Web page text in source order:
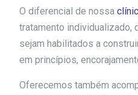
O diferencial de nossa
tratamento individualizado,
sejam habilitados a
em princípios,
Oferecemos também